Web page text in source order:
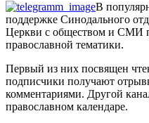
В
поддержке Синодального
Церкви с обществом и СМИ
православной тематики.
Первый из них посвящен
подписчики получают
комментариями. Другой
православном календаре.